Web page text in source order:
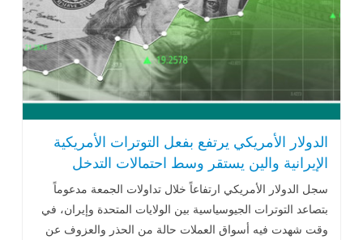
الدولار الأمريكي يرتفع بفعل التوترات الأمريكية
الإيرانية والين يستقر وسط احتمالات التدخل
سجل الدولار الأمريكي ارتفاعاً خلال تداولات الجمعة مدعوماً
بتصاعد التوترات الجيوسياسية بين الولايات المتحدة وإيران، في
وقت شهدت فيه أسواق العملات حالة من الحذر والعزوف عن